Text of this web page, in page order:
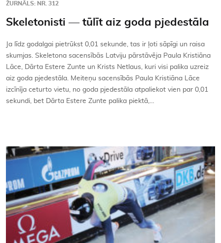
ŽURNĀLS: NR. 312
Skeletonisti — tūlīt aiz goda pjedestāla
Ja līdz godalgai pietrūkst 0,01 sekunde, tas ir ļoti sāpīgi un raisa
skumjas. Skeletona sacensībās Latviju pārstāvēja Paula Kristiāna
Lāce, Dārta Estere Zunte un Krists Netlaus, kuri visi palika uzreiz
aiz goda pjedestāla. Meiteņu sacensībās Paula Kristiāna Lāce
izcīnīja ceturto vietu, no goda pjedestāla atpaliekot vien par 0,01
sekundi, bet Dārta Estere Zunte palika piektā,…